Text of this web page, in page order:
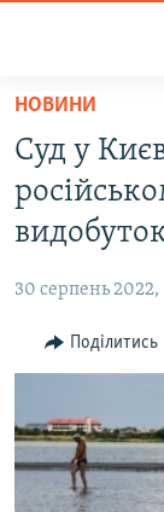
Перейти
основного
матеріалу
Перейти
до
основної
навігації
Перейти
до
ВОДА.КРИМ
ВІДЕО ТА ФОТО
БЛОГИ
ПОГЛЯД
ВСЕ ЗА ДЕНЬ
СПЕЦПРОЕКТИ
НОВИНИ
Суд у
30 серпень 2022,
Поділитись